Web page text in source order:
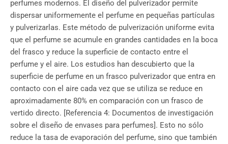
perfumes modernos. El diseño del pulverizador permite
dispersar uniformemente el perfume en pequeñas partículas
y pulverizarlas. Este método de pulverización uniforme evita
que el perfume se acumule en grandes cantidades en la boca
del frasco y reduce la superficie de contacto entre el
perfume y el aire. Los estudios han descubierto que la
superficie de perfume en un frasco pulverizador que entra en
contacto con el aire cada vez que se utiliza se reduce en
aproximadamente 80% en comparación con un frasco de
vertido directo. [Referencia 4: Documentos de investigación
sobre el diseño de envases para perfumes]. Esto no sólo
reduce la tasa de evaporación del perfume, sino que también